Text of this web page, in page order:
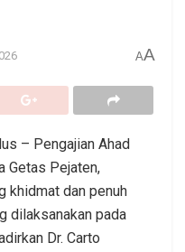
AA
– Pengajian Ahad
Getas Pejaten,
khidmat dan penuh
dilaksanakan pada
Dr. Carto